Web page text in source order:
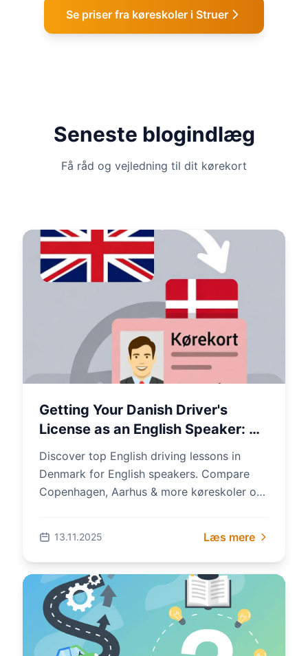
Se priser fra køreskoler i Struer
Seneste blogindlæg
Få råd og vejledning til dit kørekort
Getting Your Danish Driver's
License as an English Speaker: A
Step-by-Step Guide
Discover top English driving lessons in
Denmark for English speakers. Compare
Copenhagen, Aarhus & more køreskoler on
13.11.2025 Læs mere